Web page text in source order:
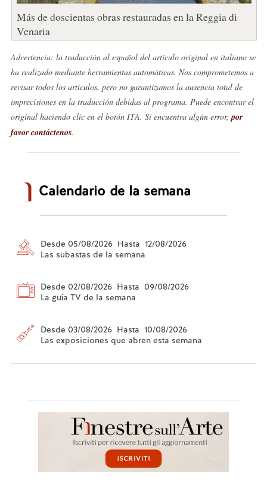
Más de doscientas obras restauradas en la Reggia di
Venaria
Advertencia: la traducción al español del artículo original en italiano se
ha realizado mediante herramientas automáticas. Nos comprometemos a
revisar todos los artículos, pero no garantizamos la ausencia total de
imprecisiones en la traducción debidas al programa. Puede encontrar el
original haciendo clic en el botón ITA. Si encuentra algún error, por
favor contáctenos.
Calendario de la semana
Desde 05/08/2026 Hasta 12/08/2026
Las subastas de la semana
Desde 02/08/2026 Hasta 09/08/2026
La guía TV de la semana
Desde 03/08/2026 Hasta 10/08/2026
Las exposiciones que abren esta semana